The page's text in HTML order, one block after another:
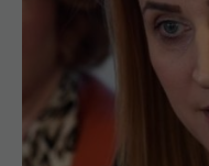
Cum știi dacă ai
banale. Ce este jet